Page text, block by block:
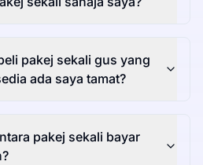
pakej sekali gus yang
ada saya tamat?
pakej sekali bayar